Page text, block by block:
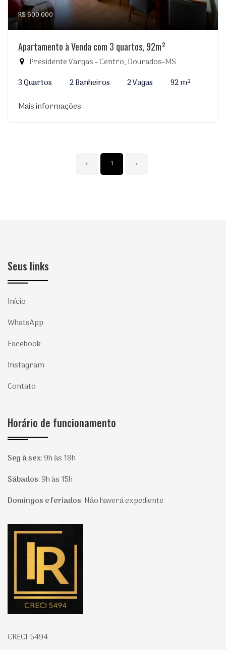
R$ 600.000
Apartamento à Venda com 3 quartos, 92m²
Presidente Vargas - Centro, Dourados-MS
3 Quartos
2 Banheiros 2 Vagas
92 m²
Mais informações
‹ 1 ›
Seus links
Início
WhatsApp
Facebook
Instagram
Contato
Horário de funcionamento
Seg à sex:9h às 18h
Sábados:9h às 15h
Domingos e feriados: Não haverá expediente
Página inicial
CRECI: 5494